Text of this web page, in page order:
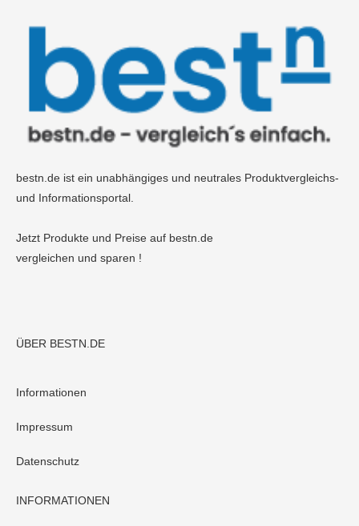
bestn.de ist ein unabhängiges und neutrales Produktvergleichs-
und Informationsportal.
Jetzt Produkte und Preise auf bestn.de
vergleichen und sparen !
ÜBER BESTN.DE
Informationen
Impressum
Datenschutz
INFORMATIONEN